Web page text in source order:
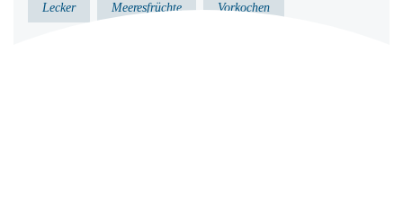
Lecker Meeresfrüchte Vorkochen